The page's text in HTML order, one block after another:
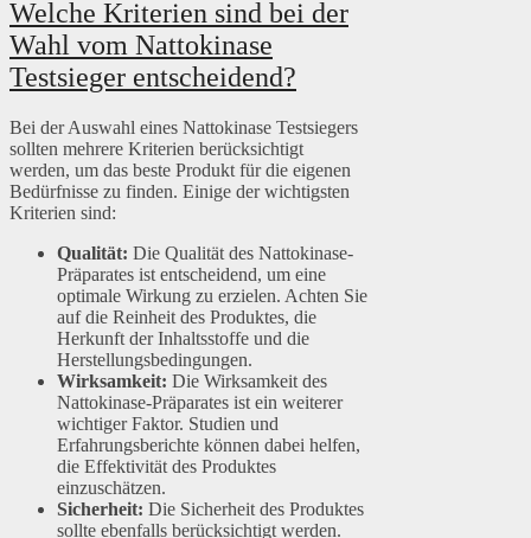
Welche Kriterien sind bei der
Wahl vom Nattokinase
Testsieger entscheidend?
Bei der Auswahl eines Nattokinase Testsiegers
sollten mehrere Kriterien berücksichtigt
werden, um das beste Produkt für die eigenen
Bedürfnisse zu finden. Einige der wichtigsten
Kriterien sind:
Qualität: Die Qualität des Nattokinase-
Präparates ist entscheidend, um eine
optimale Wirkung zu erzielen. Achten Sie
auf die Reinheit des Produktes, die
Herkunft der Inhaltsstoffe und die
Herstellungsbedingungen.
Wirksamkeit: Die Wirksamkeit des
Nattokinase-Präparates ist ein weiterer
wichtiger Faktor. Studien und
Erfahrungsberichte können dabei helfen,
die Effektivität des Produktes
einzuschätzen.
Sicherheit: Die Sicherheit des Produktes
sollte ebenfalls berücksichtigt werden.